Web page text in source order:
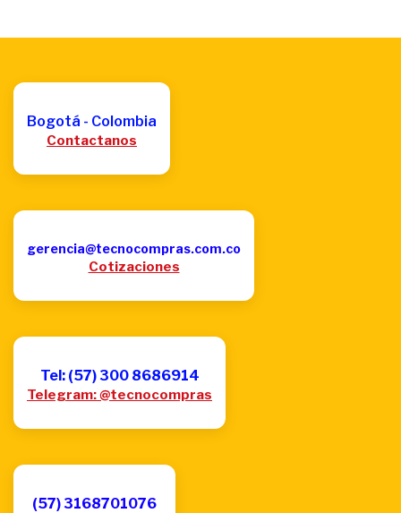
Bogotá - Colombia
Contactanos
gerencia@tecnocompras.com.co
Cotizaciones
Tel: (57) 300 8686914
Telegram: @tecnocompras
(57) 3168701076